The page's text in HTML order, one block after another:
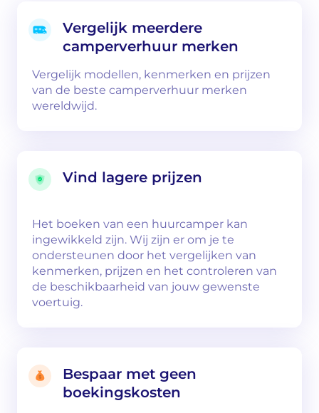
Vergelijk meerdere
camperverhuur merken
Vergelijk modellen, kenmerken en prijzen
van de beste camperverhuur merken
wereldwijd.
Vind lagere prijzen
Het boeken van een huurcamper kan
ingewikkeld zijn. Wij zijn er om je te
ondersteunen door het vergelijken van
kenmerken, prijzen en het controleren van
de beschikbaarheid van jouw gewenste
voertuig.
Bespaar met geen
boekingskosten